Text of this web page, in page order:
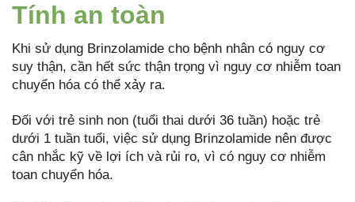
Tính an toàn
Khi sử dụng Brinzolamide cho bệnh nhân có nguy cơ
suy thận, cần hết sức thận trọng vì nguy cơ nhiễm toan
chuyển hóa có thể xảy ra.
Đối với trẻ sinh non (tuổi thai dưới 36 tuần) hoặc trẻ
dưới 1 tuần tuổi, việc sử dụng Brinzolamide nên được
cân nhắc kỹ về lợi ích và rủi ro, vì có nguy cơ nhiễm
toan chuyển hóa.